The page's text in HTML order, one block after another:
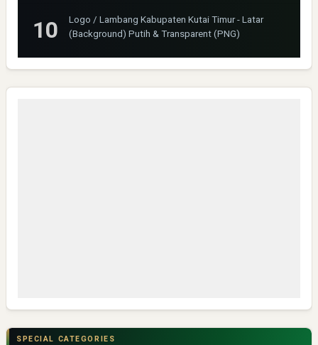
Logo / Lambang Kabupaten Kutai Timur - Latar
(Background) Putih & Transparent (PNG)
SPECIAL CATEGORIES